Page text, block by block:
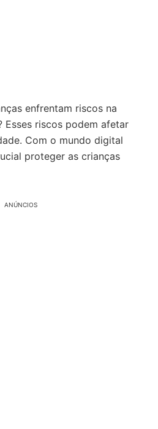
enfrentam riscos na
Esses riscos podem afetar
Com o mundo digital
proteger as crianças
ANÚNCIOS